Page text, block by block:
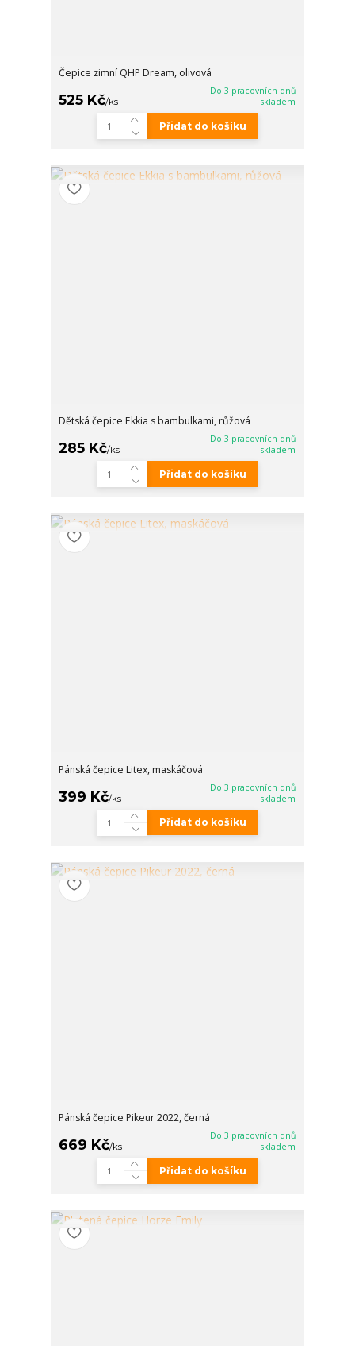
Čepice zimní QHP Dream, olivová
525 Kč/ks
Do 3 pracovních dnů
skladem
Přidat do košíku
Dětská čepice Ekkia s bambulkami, růžová
285 Kč/ks
Do 3 pracovních dnů
skladem
Přidat do košíku
Pánská čepice Litex, maskáčová
399 Kč/ks
Do 3 pracovních dnů
skladem
Přidat do košíku
Pánská čepice Pikeur 2022, černá
669 Kč/ks
Do 3 pracovních dnů
skladem
Přidat do košíku